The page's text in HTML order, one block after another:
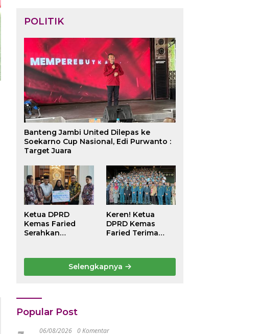
POLITIK
Banteng Jambi United Dilepas ke
Soekarno Cup Nasional, Edi Purwanto :
Target Juara
Ketua DPRD
Kemas Faried
Serahkan
BPJS
Ketenagakerjaan
Rp 42 Juta
Keren! Ketua
DPRD Kemas
Faried Terima
Bintang
Semangat Rimba
Emas dari
Selengkapnya
Popular Post
06/08/2026 0 Komentar